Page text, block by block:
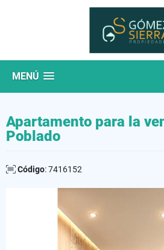
MENÚ
Apartamento para la
Poblado
Código: 7416152